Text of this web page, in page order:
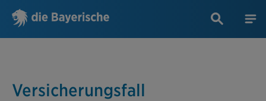
Versicherungsfall